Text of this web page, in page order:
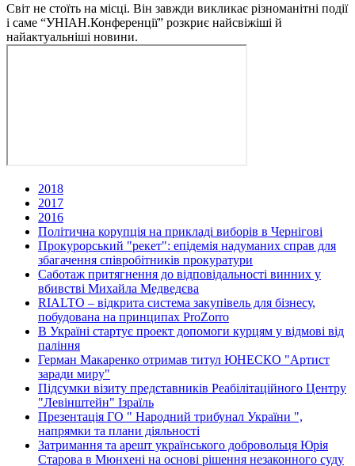
Світ не стоїть на місці. Він завжди викликає різноманітні події
і саме “УНІАН.Конференції” розкриє найсвіжіші й
найактуальніші новини.
2018
2017
2016
Політична корупція на прикладі виборів в Чернігові
Прокурорський "рекет": епідемія надуманих справ для
збагачення співробітників прокуратури
Саботаж притягнення до відповідальності винних у
вбивстві Михайла Медведєва
RIALTO – відкрита система закупівель для бізнесу,
побудована на принципах ProZorro
В Україні стартує проект допомоги курцям у відмові від
паління
Герман Макаренко отримав титул ЮНЕСКО "Артист
заради миру"
Підсумки візиту представників Реабілітаційного Центру
"Левінштейн" Ізраїль
Презентація ГО " Народний трибунал України ",
напрямки та плани діяльності
Затримання та арешт українського добровольця Юрія
Старова в Мюнхені на основі рішення незаконного суду